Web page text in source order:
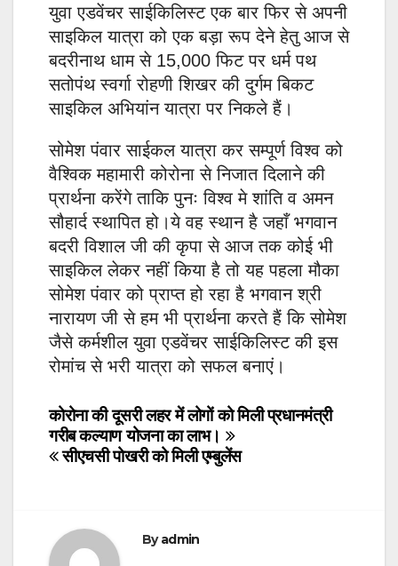
युवा एडवेंचर साईकिलिस्ट एक बार फिर से अपनी
साइकिल यात्रा को एक बड़ा रूप देने हेतु आज से
बदरीनाथ धाम से 15,000 फिट पर धर्म पथ
सतोपंथ स्वर्गा रोहणी शिखर की दुर्गम बिकट
साइकिल अभियांन यात्रा पर निकले हैं।
सोमेश पंवार साईकल यात्रा कर सम्पूर्ण विश्व को
वैश्विक महामारी कोरोना से निजात दिलाने की
प्रार्थना करेंगे ताकि पुनः विश्व मे शांति व अमन
सौहार्द स्थापित हो।ये वह स्थान है जहाँ भगवान
बदरी विशाल जी की कृपा से आज तक कोई भी
साइकिल लेकर नहीं किया है तो यह पहला मौका
सोमेश पंवार को प्राप्त हो रहा है भगवान श्री
नारायण जी से हम भी प्रार्थना करते हैं कि सोमेश
जैसे कर्मशील युवा एडवेंचर साईकिलिस्ट की इस
रोमांच से भरी यात्रा को सफल बनाएं।
Post
navigation
कोरोना की दूसरी लहर में लोगों को मिली प्रधानमंत्री
गरीब कल्याण योजना का लाभ।
सीएचसी पोखरी को मिली एम्बुलेंस
Byadmin